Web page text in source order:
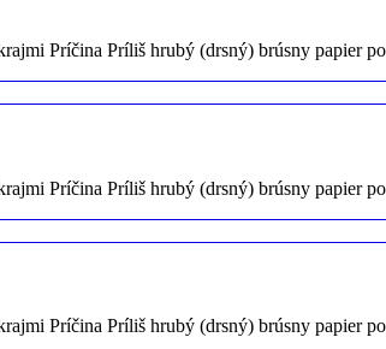
Príčina Príliš hrubý (drsný) brúsny papier
Príčina Príliš hrubý (drsný) brúsny papier
Príčina Príliš hrubý (drsný) brúsny papier